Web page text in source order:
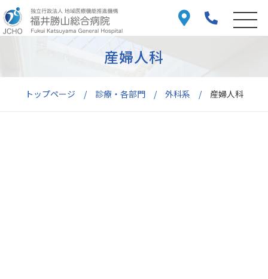
トップページ 診療・各部門 外科系 産婦人科
産婦人科